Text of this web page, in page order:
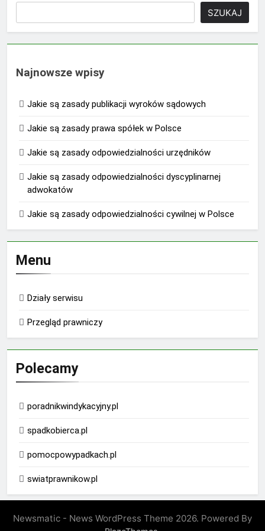
SZUKAJ
Najnowsze wpisy
Jakie są zasady publikacji wyroków sądowych
Jakie są zasady prawa spółek w Polsce
Jakie są zasady odpowiedzialności urzędników
Jakie są zasady odpowiedzialności dyscyplinarnej
adwokatów
Jakie są zasady odpowiedzialności cywilnej w Polsce
Menu
Działy serwisu
Przegląd prawniczy
Polecamy
poradnikwindykacyjny.pl
spadkobierca.pl
pomocpowypadkach.pl
swiatprawnikow.pl
Newsmatic - News WordPress Theme 2026. Powered By